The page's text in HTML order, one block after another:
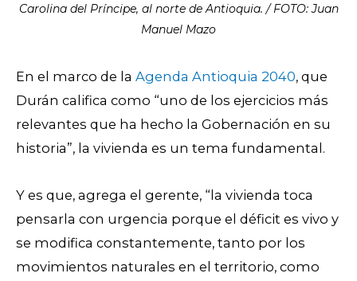
Carolina del Príncipe, al norte de Antioquia. / FOTO: Juan
Manuel Mazo
En el marco de la Agenda Antioquia 2040, que
Durán califica como “uno de los ejercicios más
relevantes que ha hecho la Gobernación en su
historia”, la vivienda es un tema fundamental.
Y es que, agrega el gerente, “la vivienda toca
pensarla con urgencia porque el déficit es vivo y
se modifica constantemente, tanto por los
movimientos naturales en el territorio, como